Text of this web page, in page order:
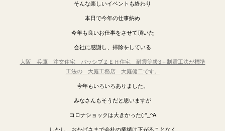
そんな楽しいイベントも終わり
本日で今年の仕事納め
今年も良いお仕事をさせて頂いた
会社に感謝し、掃除をしている
大阪 兵庫 注文住宅 パッシブＺＥＨ住宅 耐震等級3＋制震工法が標準
工法の 大庭工務店 大庭健二です。
今年もいろいろありました。
みなさんもそうだと思いますが
コロナショックは大きかった(;^_^A
しかし、おかげさまで会社の業績は下がることなく